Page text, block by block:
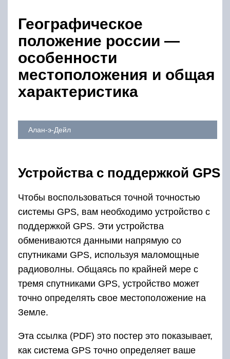
Географическое
положение россии —
особенности
местоположения и общая
характеристика
Алан-э-Дейл
Устройства с поддержкой GPS
Чтобы воспользоваться точной точностью
системы GPS, вам необходимо устройство с
поддержкой GPS. Эти устройства
обмениваются данными напрямую со
спутниками GPS, используя маломощные
радиоволны. Общаясь по крайней мере с
тремя спутниками GPS, устройство может
точно определять свое местоположение на
Земле.
Эта ссылка (PDF) это постер это показывает,
как система GPS точно определяет ваше